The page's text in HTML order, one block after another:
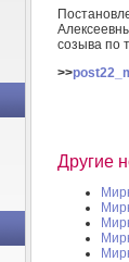
созыва по
>>
Другие